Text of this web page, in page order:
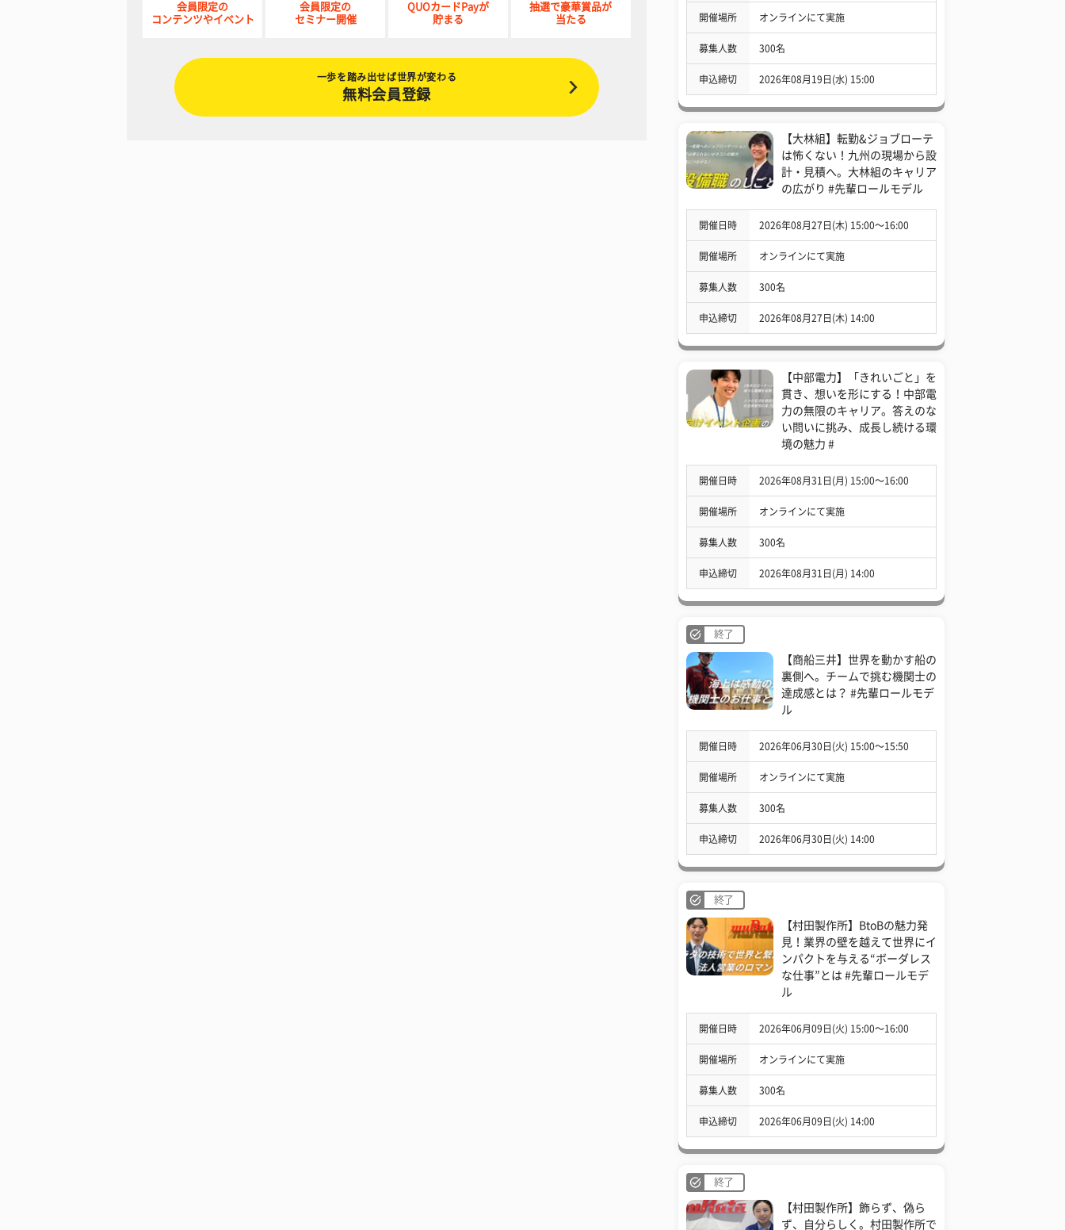
会員限定の
コンテンツやイベント
会員限定の
セミナー開催
QUOカードPayが
貯まる
抽選で豪華賞品が
当たる
一歩を踏み出せば世界が変わる
無料会員登録
開催場所 オンラインにて実施
募集人数 300名
申込締切 2026年08月19日(水) 15:00
【大林組】転勤&ジョブローテ
は怖くない！九州の現場から設
計・見積へ。大林組のキャリア
の広がり #先輩ロールモデル
開催日時 2026年08月27日(木) 15:00〜16:00
開催場所 オンラインにて実施
募集人数 300名
申込締切 2026年08月27日(木) 14:00
【中部電力】「きれいごと」を
貫き、想いを形にする！中部電
力の無限のキャリア。答えのな
い問いに挑み、成長し続ける環
境の魅力 #
開催日時 2026年08月31日(月) 15:00〜16:00
開催場所 オンラインにて実施
募集人数 300名
申込締切 2026年08月31日(月) 14:00
終了
【商船三井】世界を動かす船の
裏側へ。チームで挑む機関士の
達成感とは？ #先輩ロールモデ
ル
開催日時 2026年06月30日(火) 15:00〜15:50
開催場所 オンラインにて実施
募集人数 300名
申込締切 2026年06月30日(火) 14:00
終了
【村田製作所】BtoBの魅力発
見！業界の壁を越えて世界にイ
ンパクトを与える“ボーダレス
な仕事”とは #先輩ロールモデ
ル
開催日時 2026年06月09日(火) 15:00〜16:00
開催場所 オンラインにて実施
募集人数 300名
申込締切 2026年06月09日(火) 14:00
終了
【村田製作所】飾らず、偽ら
ず、自分らしく。村田製作所で